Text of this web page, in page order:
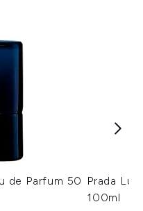
de Parfum 50 Prada
100ml